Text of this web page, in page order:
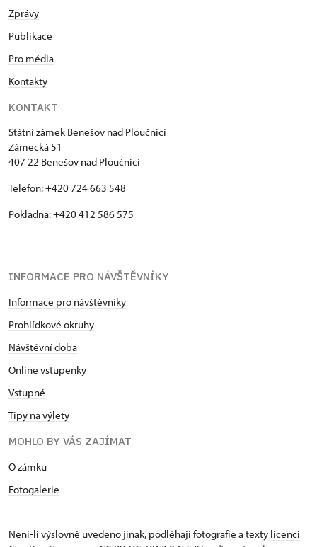
Zprávy
Publikace
Pro média
Kontakty
KONTAKT
Státní zámek Benešov nad Ploučnicí
Zámecká 51
407 22 Benešov nad Ploučnicí
Telefon: +420 724 663 548
Pokladna: +420 412 586 575
INFORMACE PRO NÁVŠTĚVNÍKY
Informace pro návštěvníky
Prohlídkové okruhy
Návštěvní doba
Online vstupenky
Vstupné
Tipy na výlety
MOHLO BY VÁS ZAJÍMAT
O zámku
Fotogalerie
Není-li výslovně uvedeno jinak, podléhají fotografie a texty licenci